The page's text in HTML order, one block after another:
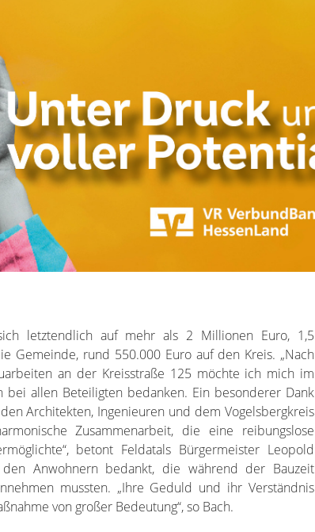
letztendlich auf mehr als 2 Millionen Euro, 1,5
Gemeinde, rund 550.000 Euro auf den Kreis. „Nach
an der Kreisstraße 125 möchte ich mich im
allen Beteiligten bedanken. Ein besonderer Dank
Architekten, Ingenieuren und dem Vogelsbergkreis
Zusammenarbeit, die eine reibungslose
betont Feldatals Bürgermeister Leopold
Anwohnern bedankt, die während der Bauzeit
mussten. „Ihre Geduld und ihr Verständnis
von großer Bedeutung“, so Bach.